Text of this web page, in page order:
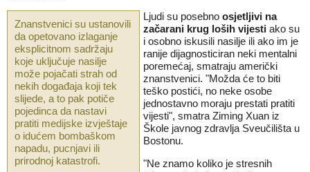
Znanstvenici su ustanovili
da opetovano izlaganje
eksplicitnom sadržaju
koje uključuje nasilje
može pojačati strah od
nekih događaja koji tek
slijede, a to pak potiče
pojedinca da nastavi
pratiti medijske izvještaje
o idućem bombaškom
napadu, pucnjavi ili
prirodnoj katastrofi.
Ljudi su posebno osjetljivi na
začarani krug loših vijesti ako su
i osobno iskusili nasilje ili ako im je
ranije dijagnosticiran neki mentalni
poremećaj, smatraju američki
znanstvenici. "Možda će to biti
teško postići, no neke osobe
jednostavno moraju prestati pratiti
vijesti", smatra Ziming Xuan iz
Škole javnog zdravlja Sveučilišta u
Bostonu.
"Ne znamo koliko je stresnih